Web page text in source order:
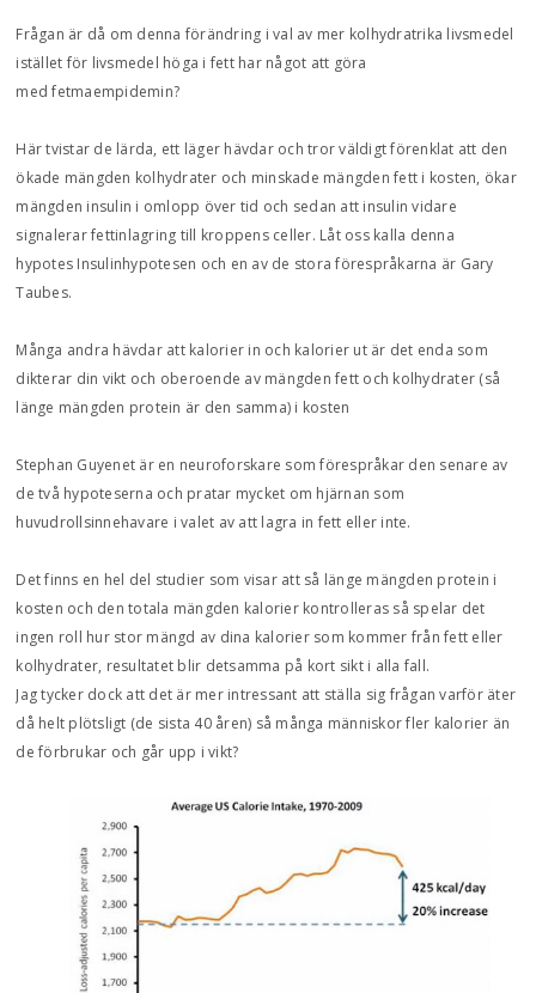
Frågan är då om denna förändring i val av mer kolhydratrika livsmedel
istället för livsmedel höga i fett har något att göra
med fetmaempidemin?
Här tvistar de lärda, ett läger hävdar och tror väldigt förenklat att den
ökade mängden kolhydrater och minskade mängden fett i kosten, ökar
mängden insulin i omlopp över tid och sedan att insulin vidare
signalerar fettinlagring till kroppens celler. Låt oss kalla denna
hypotes Insulinhypotesen och en av de stora förespråkarna är Gary
Taubes.
Många andra hävdar att kalorier in och kalorier ut är det enda som
dikterar din vikt och oberoende av mängden fett och kolhydrater (så
länge mängden protein är den samma) i kosten
Stephan Guyenet är en neuroforskare som förespråkar den senare av
de två hypoteserna och pratar mycket om hjärnan som
huvudrollsinnehavare i valet av att lagra in fett eller inte.
Det finns en hel del studier som visar att så länge mängden protein i
kosten och den totala mängden kalorier kontrolleras så spelar det
ingen roll hur stor mängd av dina kalorier som kommer från fett eller
kolhydrater, resultatet blir detsamma på kort sikt i alla fall.
Jag tycker dock att det är mer intressant att ställa sig frågan varför äter
då helt plötsligt (de sista 40 åren) så många människor fler kalorier än
de förbrukar och går upp i vikt?